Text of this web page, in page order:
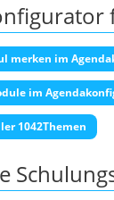
merken im
im
1042Themen